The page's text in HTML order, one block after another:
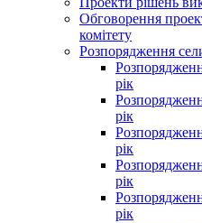
Обговорення
комітету
Розпорядження
рік
рік
рік
рік
рік